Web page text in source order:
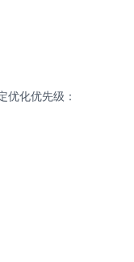
优化优先级：